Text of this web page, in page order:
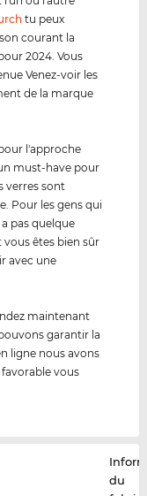
tu peux
courant la
2024. Vous
Venez-voir les
de la marque
l'approche
must-have pour
verres sont
Pour les gens qui
pas quelque
êtes bien sûr
avec une
maintenant
garantir la
ligne nous avons
vous
du